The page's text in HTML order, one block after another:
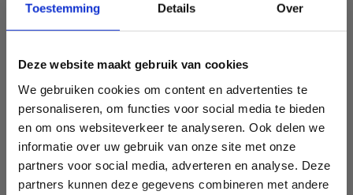
Toestemming Details Over
Deze website maakt gebruik van cookies
We gebruiken cookies om content en advertenties te
personaliseren, om functies voor social media te bieden
en om ons websiteverkeer te analyseren. Ook delen we
informatie over uw gebruik van onze site met onze
partners voor social media, adverteren en analyse. Deze
partners kunnen deze gegevens combineren met andere